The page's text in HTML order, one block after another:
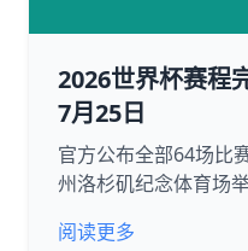
2026世界杯赛程
7月25日
官方公布全部64场比
州洛杉矶纪念体育场举
阅读更多